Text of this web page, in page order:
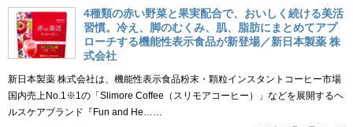
4種類の赤い野菜と果実配合で、おいしく続ける美活
習慣。冷え、脚のむくみ、肌、脂肪にまとめてアプ
ローチする機能性表示食品が新登場／新日本製薬 株
式会社
新日本製薬 株式会社は、機能性表示食品粉末・顆粒インスタントコーヒー市場
国内売上No.1※1の「Slimore Coffee（スリモアコーヒー）」などを展開するヘ
ルスケアブランド『Fun and He……